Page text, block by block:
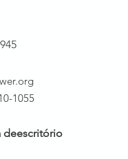
1055
deescritório